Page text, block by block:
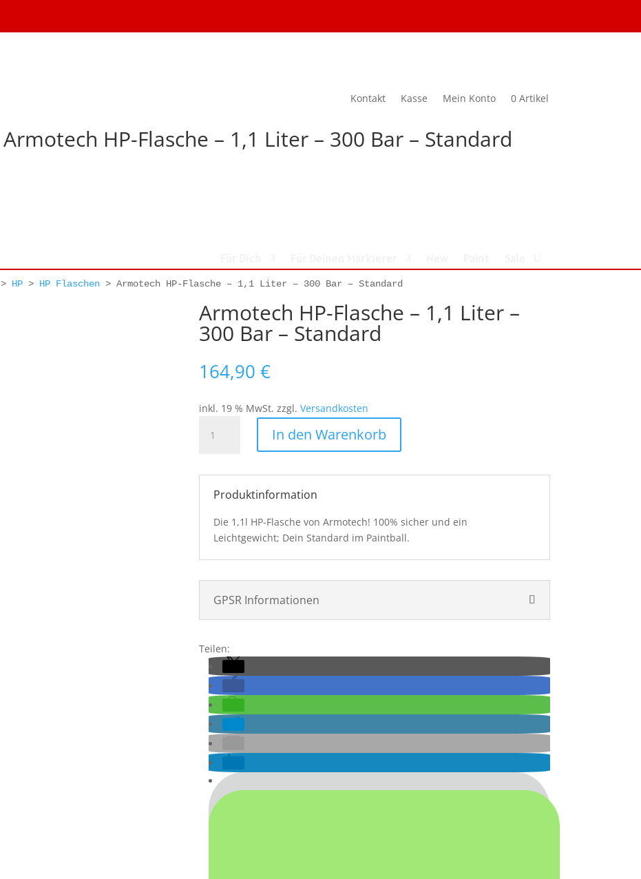
Kontakt Kasse Mein Konto 0 Artikel
Armotech HP-Flasche – 1,1 Liter – 300 Bar – Standard
> HP > HP Flaschen >Armotech HP-Flasche – 1,1 Liter – 300 Bar – Standard
Armotech HP-Flasche – 1,1 Liter –
300 Bar – Standard
164,90 €
inkl. 19 % MwSt. zzgl. Versandkosten
HP-
Liter
300
Standard
Menge
In den Warenkorb
Produktinformation
Die 1,1l HP-Flasche von Armotech! 100% sicher und ein
Leichtgewicht; Dein Standard im Paintball.
GPSR Informationen
Teilen: